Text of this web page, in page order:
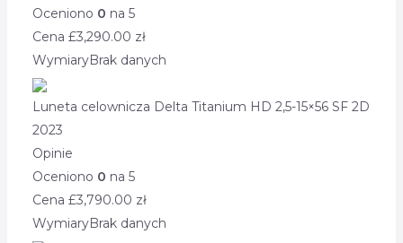
Oceniono 0 na 5
Cena £3,290.00 zł
WymiaryBrak danych
Luneta celownicza Delta Titanium HD 2,5-15×56 SF 2D
2023
Opinie
Oceniono 0 na 5
Cena £3,790.00 zł
WymiaryBrak danych